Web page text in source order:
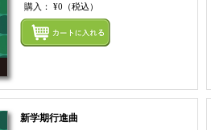
購入： ¥0 （税込）
新学期行進曲